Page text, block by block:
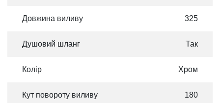
Довжина виливу 325
Душовий шланг Так
Колір Хром
Кут повороту виливу 180